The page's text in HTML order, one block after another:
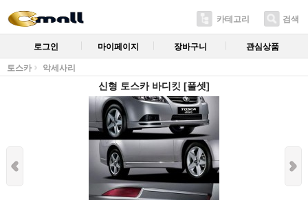
카테고리 검색
로그인 마이페이지 장바구니 관심상품
토스카 악세사리
신형 토스카 바디킷 [풀셋]